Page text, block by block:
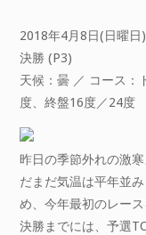
2018年4月8日(日曜日)
決勝 (P3)
天候：曇 ／ コース：
度、終盤16度／24度
昨日の季節外れの激
だまだ気温は平年並
め、今年最初のレー
決勝までには、予選